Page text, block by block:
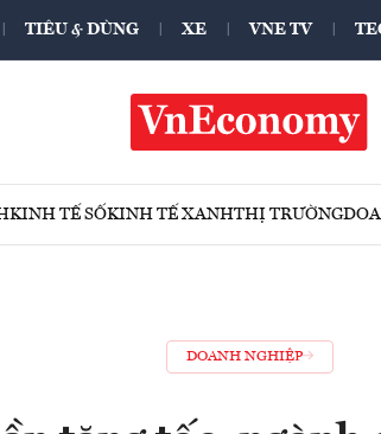
TIÊU & DÙNG XE VNE TV
KINH TẾ SỐKINH TẾ XANHTHỊ TRƯỜNG
DOANH NGHIỆP